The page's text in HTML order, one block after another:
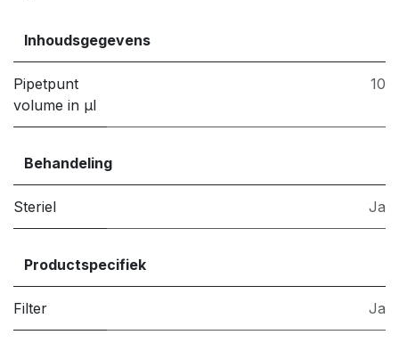
Inhoudsgegevens
Pipetpunt
volume in µl
10
Behandeling
Steriel Ja
Productspecifiek
Filter Ja